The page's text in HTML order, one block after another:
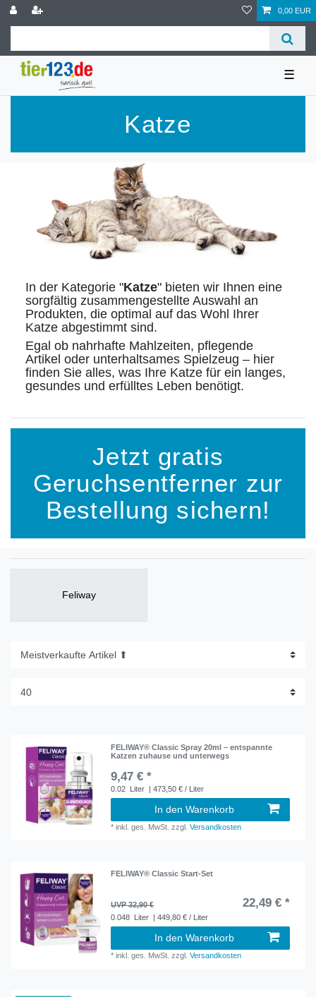
0,00 EUR
☰
Katze
In der Kategorie "Katze" bieten wir Ihnen eine
sorgfältig zusammengestellte Auswahl an
Produkten, die optimal auf das Wohl Ihrer
Katze abgestimmt sind.
Egal ob nahrhafte Mahlzeiten, pflegende
Artikel oder unterhaltsames Spielzeug – hier
finden Sie alles, was Ihre Katze für ein langes,
gesundes und erfülltes Leben benötigt.
Jetzt gratis
Geruchsentferner zur
Bestellung sichern!
Feliway
FELIWAY® Classic Spray 20ml – entspannte
Katzen zuhause und unterwegs
9,47 € *
0.02 Liter | 473,50 € / Liter
In den Warenkorb
*inkl. ges. MwSt. zzgl.Versandkosten
FELIWAY® Classic Start-Set
UVP 32,90 € 22,49 € *
0.048 Liter | 449,80 € / Liter
In den Warenkorb
*inkl. ges. MwSt. zzgl.Versandkosten